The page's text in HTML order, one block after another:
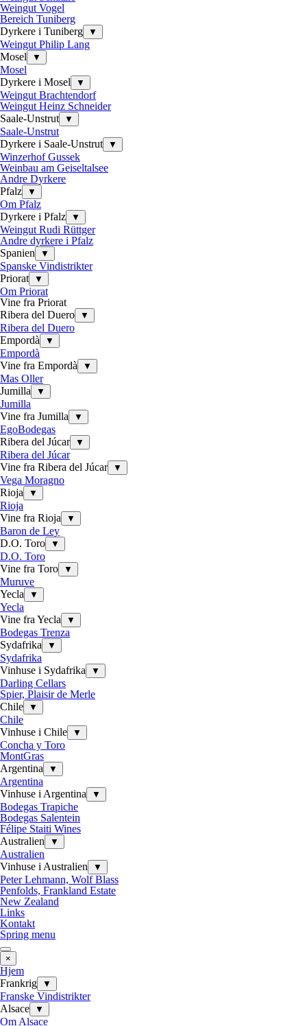
Weingut Vogel
Bereich Tuniberg
Dyrkere i Tuniberg
▼
Weingut Philip Lang
Mosel
▼
Mosel
Dyrkere i Mosel
▼
Weingut Brachtendorf
Weingut Heinz Schneider
Saale-Unstrut
▼
Saale-Unstrut
Dyrkere i Saale-Unstrut
▼
Winzerhof Gussek
Weinbau am Geiseltalsee
Andre Dyrkere
Pfalz
▼
Om Pfalz
Dyrkere i Pfalz
▼
Weingut Rudi Rüttger
Andre dyrkere i Pfalz
Spanien
▼
Spanske Vindistrikter
Priorat
▼
Om Priorat
Vine fra Priorat
Ribera del Duero
▼
Ribera del Duero
Empordà
▼
Empordà
Vine fra Empordà
▼
Mas Oller
Jumilla
▼
Jumilla
Vine fra Jumilla
▼
EgoBodegas
Ribera del Júcar
▼
Ribera del Júcar
Vine fra Ribera del Júcar
▼
Vega Moragno
Rioja
▼
Rioja
Vine fra Rioja
▼
Baron de Ley
D.O. Toro
▼
D.O. Toro
Vine fra Toro
▼
Muruve
Yecla
▼
Yecla
Vine fra Yecla
▼
Bodegas Trenza
Sydafrika
▼
Sydafrika
Vinhuse i Sydafrika
▼
Darling Cellars
Spier, Plaisir de Merle
Chile
▼
Chile
Vinhuse i Chile
▼
Concha y Toro
MontGras
Argentina
▼
Argentina
Vinhuse i Argentina
▼
Bodegas Trapiche
Bodegas Salentein
Félipe Staiti Wines
Australien
▼
Australien
Vinhuse i Australien
▼
Peter Lehmann, Wolf Blass
Penfolds, Frankland Estate
New Zealand
Links
Kontakt
Spring menu
×
Hjem
Frankrig
▼
Franske Vindistrikter
Alsace
▼
Om Alsace